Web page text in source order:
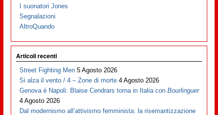
I suonatori Jones
Segnalazioni
AltroQuando
Articoli recenti
Street Fighting Men 5 Agosto 2026
Si alza il vento / 4 – Zone di morte 4 Agosto 2026
Genova è Napoli: Blaise Cendrars torna in Italia conBourlinguer
4 Agosto 2026
Dal modernismo all’attivismo femminista: la risemantizzazione